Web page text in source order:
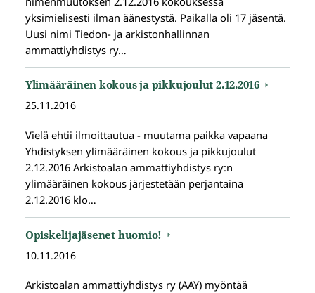
yksimielisesti ilman äänestystä. Paikalla oli 17 jäsentä.
Uusi nimi Tiedon- ja arkistonhallinnan
ammattiyhdistys ry…
Ylimääräinen kokous ja pikkujoulut 2.12.2016
25.11.2016
Vielä ehtii ilmoittautua - muutama paikka vapaana
Yhdistyksen ylimääräinen kokous ja pikkujoulut
2.12.2016 Arkistoalan ammattiyhdistys ry:n
ylimääräinen kokous järjestetään perjantaina
2.12.2016 klo…
Opiskelijajäsenet huomio!
10.11.2016
Arkistoalan ammattiyhdistys ry (AAY) myöntää